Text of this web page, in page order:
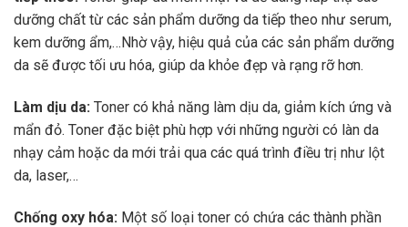
dưỡng chất từ các sản phẩm dưỡng da tiếp theo như serum,
kem dưỡng ẩm,…Nhờ vậy, hiệu quả của các sản phẩm dưỡng
da sẽ được tối ưu hóa, giúp da khỏe đẹp và rạng rỡ hơn.
Làm dịu da: Toner có khả năng làm dịu da, giảm kích ứng và
mẩn đỏ. Toner đặc biệt phù hợp với những người có làn da
nhạy cảm hoặc da mới trải qua các quá trình điều trị như lột
da, laser,…
Chống oxy hóa: Một số loại toner có chứa các thành phần